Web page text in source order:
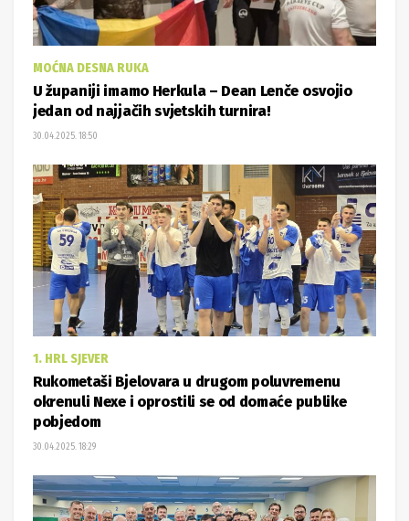
MOĆNA DESNA RUKA
U županiji imamo Herkula – Dean Lenče osvojio
jedan od najjačih svjetskih turnira!
30.04.2025. 18:50
1. HRL SJEVER
Rukometaši Bjelovara u drugom poluvremenu
okrenuli Nexe i oprostili se od domaće publike
pobjedom
30.04.2025. 18:29